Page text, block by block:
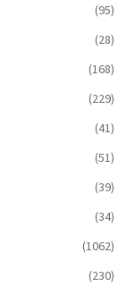
(95)
(28)
(168)
(229)
(41)
(51)
(39)
(34)
(1062)
(230)